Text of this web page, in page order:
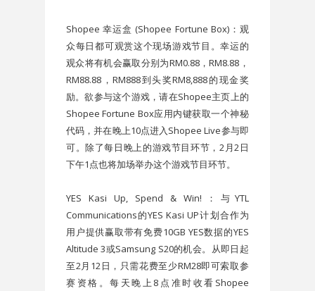
Shopee 幸运盒 (Shopee Fortune Box)：观
众每日都可观赏这个现场游戏节目。幸运的
观众将有机会赢取分别为RM0.88，RM8.88，
RM88.88，RM888到头奖RM8,888的现金奖
励。欲参与这个游戏，请在Shopee主页上的
Shopee Fortune Box应用内键获取一个神秘
代码，并在晚上10点进入Shopee Live参与即
可。除了每日晚上的游戏节目环节，2月2日
下午1点也将加场举办这个游戏节目环节。
YES Kasi Up, Spend & Win!：与YTL
Communications的YES Kasi UP计划合作为
用户提供赢取带有免费10GB YES数据的YES
Altitude 3或Samsung S20的机会。从即日起
至2月12日，只需花费至少RM28即可索取参
赛资格。每天晚上8点准时收看Shopee